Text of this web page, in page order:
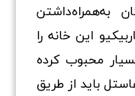
به‌همراه‌داشتن
این خانه را
محبوب کرده
باید از طریق